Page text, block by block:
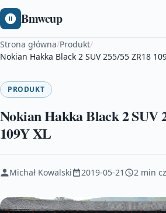
Bmwcup
Strona główna/Produkt/
Nokian Hakka Black 2 SUV 255/55 ZR18
PRODUKT
Nokian Hakka Black 2 SUV
109Y XL
Michał Kowalski 2019-05-21 2 min